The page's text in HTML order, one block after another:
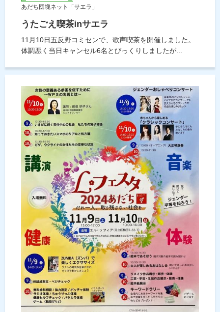
あだち団塊ネット「サエラ」
うたごえ喫茶inサエラ
11月10日五反野コミセンで、歌声喫茶を開催しました。
体調悪く当日キャンセル6名とびっくりしましたが...